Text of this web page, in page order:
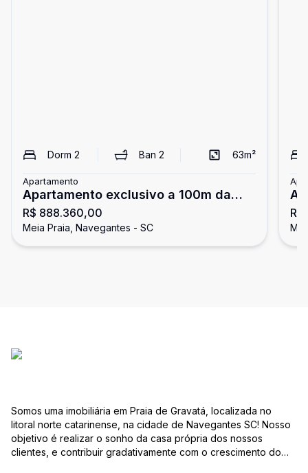
Dorm 2 Ban2 63m²
Apartamento
Apartamento exclusivo a 100m da
praia.
R$ 888.360,00
Meia Praia, Navegantes - SC
Somos uma imobiliária em Praia de Gravatá, localizada no
litoral norte catarinense, na cidade de Navegantes SC! Nosso
objetivo é realizar o sonho da casa própria dos nossos
clientes, e contribuir gradativamente com o crescimento do